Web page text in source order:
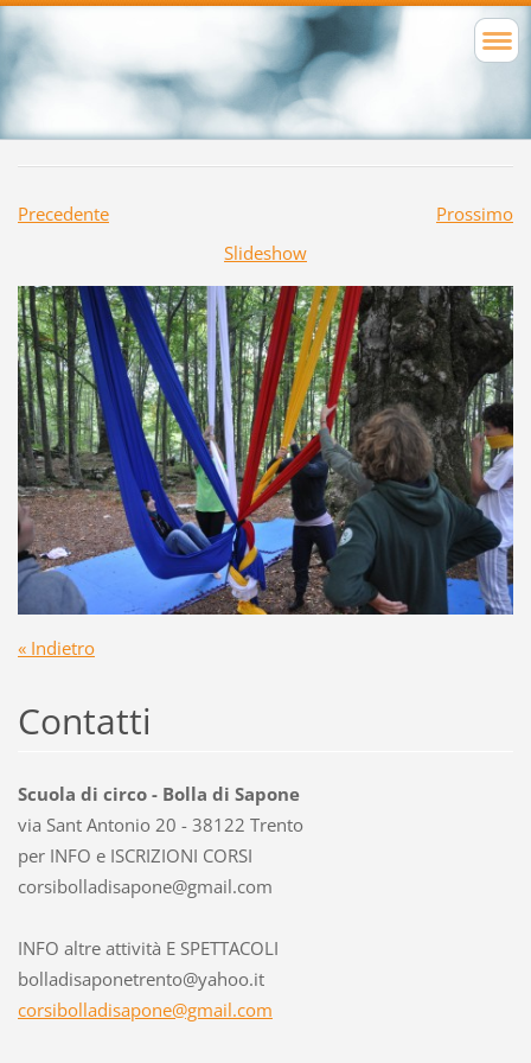
Precedente
Prossimo
Slideshow
« Indietro
Contatti
Scuola di circo - Bolla di Sapone
via Sant Antonio 20 - 38122 Trento
per INFO e ISCRIZIONI CORSI
corsibolladisapone@gmail.com
INFO altre attività E SPETTACOLI
bolladisaponetrento@yahoo.it
corsibolladisapone@gmail.com